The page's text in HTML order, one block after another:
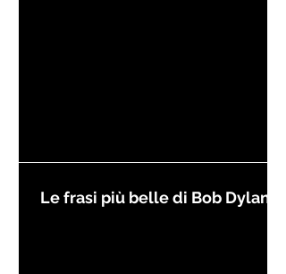
Le frasi più belle di Bob Dylan